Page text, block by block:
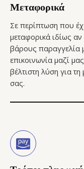
Μεταφορικά
Σε περίπτωση που
μεταφορικά ιδίως
βάρους παραγγελία
επικοινωνία μαζί
βέλτιστη λύση για
σας.